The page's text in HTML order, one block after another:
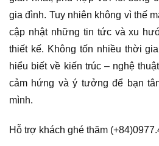
gia đình. Tuy nhiên không vì thế
cập nhật những tin tức và xu
thiết kế. Không tốn nhiều thời
hiểu biết về kiến trúc – nghệ
cảm hứng và ý tưởng để bạn
mình.
Hỗ trợ khách ghé thăm